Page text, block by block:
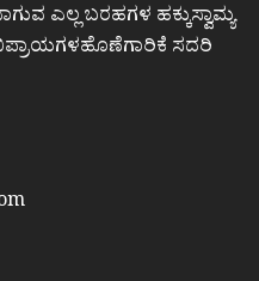
ಎಲ್ಲ ಬರಹಗಳ ಹಕ್ಕುಸ್ವಾಮ್ಯ
ಸದರಿ